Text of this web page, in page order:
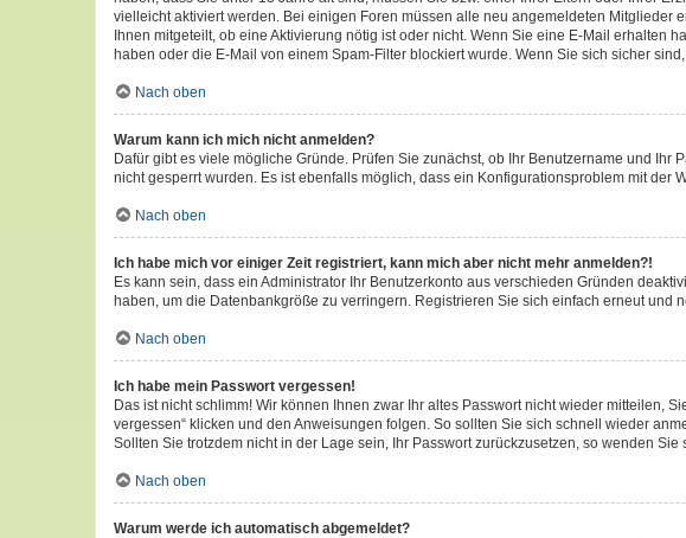
vielleicht aktiviert werden. Bei einigen Foren müssen alle neu angemeldeten Mitglieder
Ihnen mitgeteilt, ob eine Aktivierung nötig ist oder nicht. Wenn Sie eine E-Mail
haben oder die E-Mail von einem Spam-Filter blockiert wurde. Wenn Sie sich sicher
Nach oben
Warum kann ich mich nicht anmelden?
Dafür gibt es viele mögliche Gründe. Prüfen Sie zunächst, ob Ihr Benutzername und
nicht gesperrt wurden. Es ist ebenfalls möglich, dass ein Konfigurationsproblem mit der
Nach oben
Ich habe mich vor einiger Zeit registriert, kann mich aber nicht mehr anmelden?!
Es kann sein, dass ein Administrator Ihr Benutzerkonto aus verschieden Gründen
haben, um die Datenbankgröße zu verringern. Registrieren Sie sich einfach erneut und
Nach oben
Ich habe mein Passwort vergessen!
Das ist nicht schlimm! Wir können Ihnen zwar Ihr altes Passwort nicht wieder mitteilen,
vergessen“ klicken und den Anweisungen folgen. So sollten Sie sich schnell wieder
Sollten Sie trotzdem nicht in der Lage sein, Ihr Passwort zurückzusetzen, so wenden
Nach oben
Warum werde ich automatisch abgemeldet?